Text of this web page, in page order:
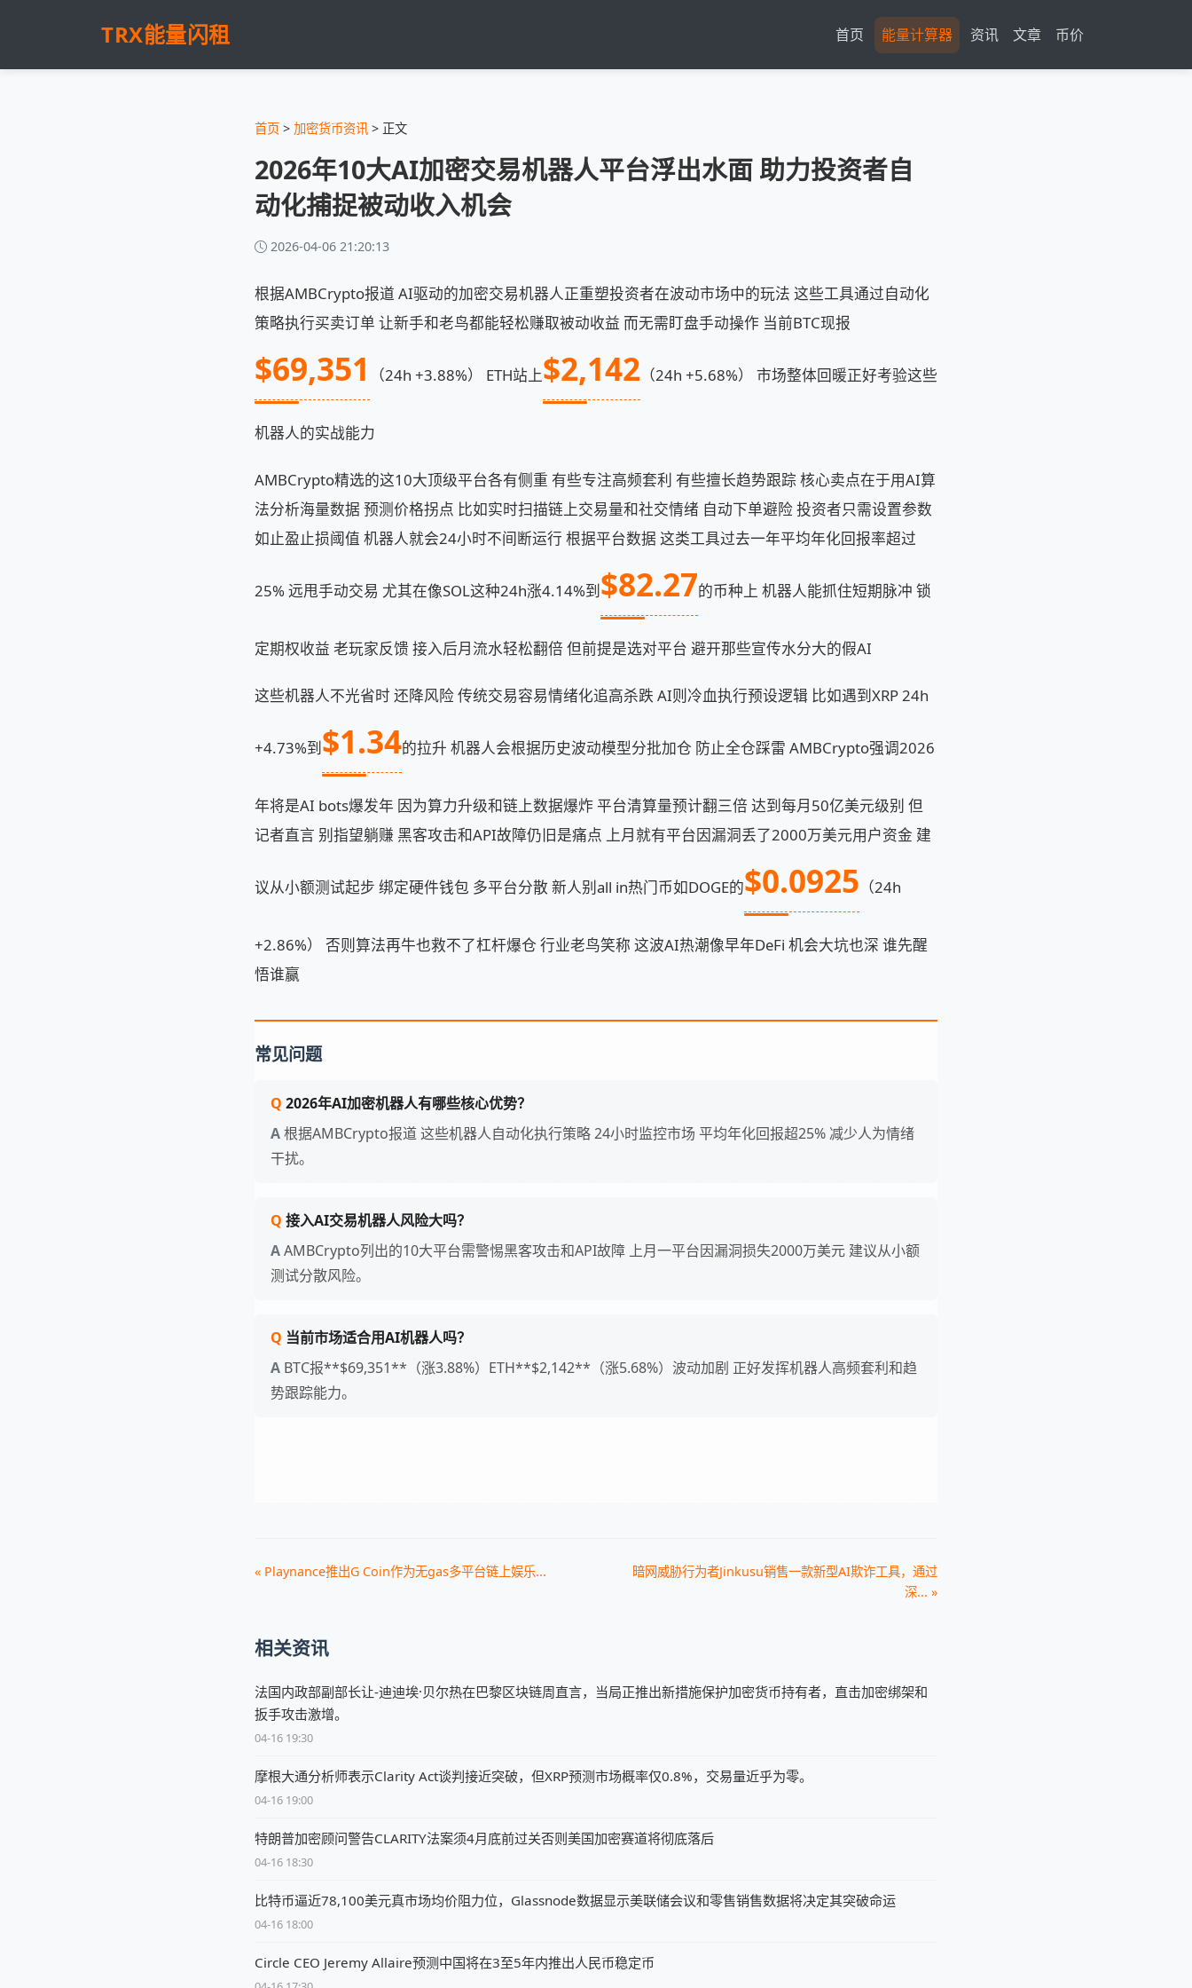
TRX能量闪租 首页 能量计算器 资讯 文章 币价
首页 > 加密货币资讯 > 正文
2026年10大AI加密交易机器人平台浮出水面 助力投资者自
动化捕捉被动收入机会
2026-04-06 21:20:13
根据AMBCrypto报道 AI驱动的加密交易机器人正重塑投资者在波动市场中的玩法 这些工具通过自动化
策略执行买卖订单 让新手和老鸟都能轻松赚取被动收益 而无需盯盘手动操作 当前BTC现报
$69,351 （24h +3.88%） ETH站上$2,142 （24h +5.68%） 市场整体回暖正好考验这些
机器人的实战能力
AMBCrypto精选的这10大顶级平台各有侧重 有些专注高频套利 有些擅长趋势跟踪 核心卖点在于用AI算
法分析海量数据 预测价格拐点 比如实时扫描链上交易量和社交情绪 自动下单避险 投资者只需设置参数
如止盈止损阈值 机器人就会24小时不间断运行 根据平台数据 这类工具过去一年平均年化回报率超过
25% 远甩手动交易 尤其在像SOL这种24h涨4.14%到$82.27的币种上 机器人能抓住短期脉冲 锁
定期权收益 老玩家反馈 接入后月流水轻松翻倍 但前提是选对平台 避开那些宣传水分大的假AI
这些机器人不光省时 还降风险 传统交易容易情绪化追高杀跌 AI则冷血执行预设逻辑 比如遇到XRP 24h
+4.73%到$1.34的拉升 机器人会根据历史波动模型分批加仓 防止全仓踩雷 AMBCrypto强调2026
年将是AI bots爆发年 因为算力升级和链上数据爆炸 平台清算量预计翻三倍 达到每月50亿美元级别 但
记者直言 别指望躺赚 黑客攻击和API故障仍旧是痛点 上月就有平台因漏洞丢了2000万美元用户资金 建
议从小额测试起步 绑定硬件钱包 多平台分散 新人别all in热门币如DOGE的$0.0925 （24h
+2.86%） 否则算法再牛也救不了杠杆爆仓 行业老鸟笑称 这波AI热潮像早年DeFi 机会大坑也深 谁先醒
悟谁赢
常见问题
2026年AI加密机器人有哪些核心优势？
根据AMBCrypto报道 这些机器人自动化执行策略 24小时监控市场 平均年化回报超25% 减少人为情绪
干扰。
接入AI交易机器人风险大吗？
AMBCrypto列出的10大平台需警惕黑客攻击和API故障 上月一平台因漏洞损失2000万美元 建议从小额
测试分散风险。
当前市场适合用AI机器人吗？
BTC报**$69,351**（涨3.88%）ETH**$2,142**（涨5.68%）波动加剧 正好发挥机器人高频套利和趋
势跟踪能力。
« Playnance推出G Coin作为无gas多平台链上娱乐...
暗网威胁行为者Jinkusu销售一款新型AI欺诈工具，通过
深... »
相关资讯
法国内政部副部长让-迪迪埃·贝尔热在巴黎区块链周直言，当局正推出新措施保护加密货币持有者，直击加密绑架和
扳手攻击激增。
04-16 19:30
摩根大通分析师表示Clarity Act谈判接近突破，但XRP预测市场概率仅0.8%，交易量近乎为零。
04-16 19:00
特朗普加密顾问警告CLARITY法案须4月底前过关否则美国加密赛道将彻底落后
04-16 18:30
比特币逼近78,100美元真市场均价阻力位，Glassnode数据显示美联储会议和零售销售数据将决定其突破命运
04-16 18:00
Circle CEO Jeremy Allaire预测中国将在3至5年内推出人民币稳定币